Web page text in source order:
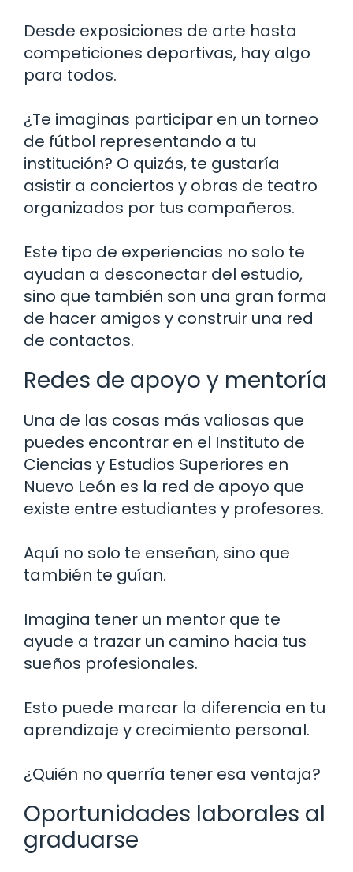
Desde exposiciones de arte hasta
competiciones deportivas, hay algo
para todos.
¿Te imaginas participar en un torneo
de fútbol representando a tu
institución? O quizás, te gustaría
asistir a conciertos y obras de teatro
organizados por tus compañeros.
Este tipo de experiencias no solo te
ayudan a desconectar del estudio,
sino que también son una gran forma
de hacer amigos y construir una red
de contactos.
Redes de apoyo y mentoría
Una de las cosas más valiosas que
puedes encontrar en el Instituto de
Ciencias y Estudios Superiores en
Nuevo León es la red de apoyo que
existe entre estudiantes y profesores.
Aquí no solo te enseñan, sino que
también te guían.
Imagina tener un mentor que te
ayude a trazar un camino hacia tus
sueños profesionales.
Esto puede marcar la diferencia en tu
aprendizaje y crecimiento personal.
¿Quién no querría tener esa ventaja?
Oportunidades laborales al
graduarse